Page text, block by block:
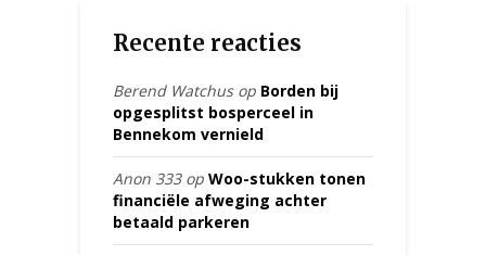
Recente reacties
Berend Watchusop Borden bij
opgesplitst bosperceel in
Bennekom vernield
Anon 333op Woo-stukken tonen
financiële afweging achter
betaald parkeren